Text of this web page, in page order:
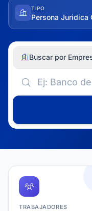
TIPO
Persona Juridica
Buscar por
TRABAJADORES